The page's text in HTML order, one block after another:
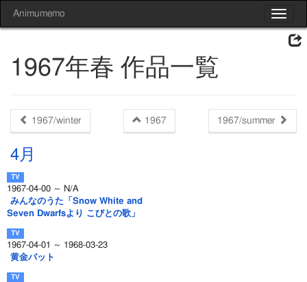
Toggle
Animumemo
1967年春 作品一覧
1967/winter 1967 1967/summer
4月
1967-04-00 ～ N/A
みんなのうた「Snow White and
Seven Dwarfsより こびとの歌」
1967-04-01 ～ 1968-03-23
黄金バット